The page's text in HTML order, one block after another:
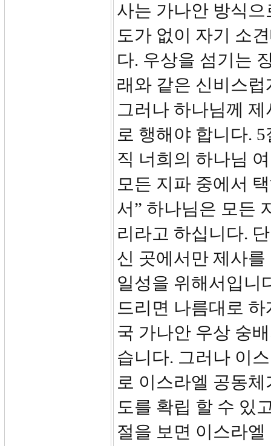
사는 가나안 방식
도가 없이 자기 소
다. 우상을 섬기는
래와 같은 신비스
그러나 하나님께
로 행해야 합니다.
직 너희의 하나님
모든 지파 중에서
서” 하나님은 모든
리라고 하십니다.
신 곳에서만 제사
일성을 위해서입니
드리면 나름대로
국 가나안 우상 숭
습니다. 그러나 이
로 이스라엘 공동
도를 확립 할 수 있
절을 보면 이스라